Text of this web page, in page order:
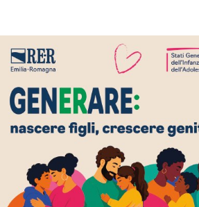
Argomenti
Campagne
comunicazione